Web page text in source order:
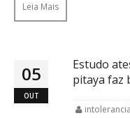
Leia Mais
05
OUT
Estudo
pitaya faz